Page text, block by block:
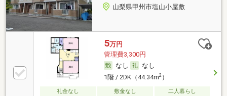
山梨県甲州市塩山小屋敷
5万円
管理費3,300円
なし
なし
1階 / 2DK（44.34m2）
礼金なし 敷金なし
二人暮らし